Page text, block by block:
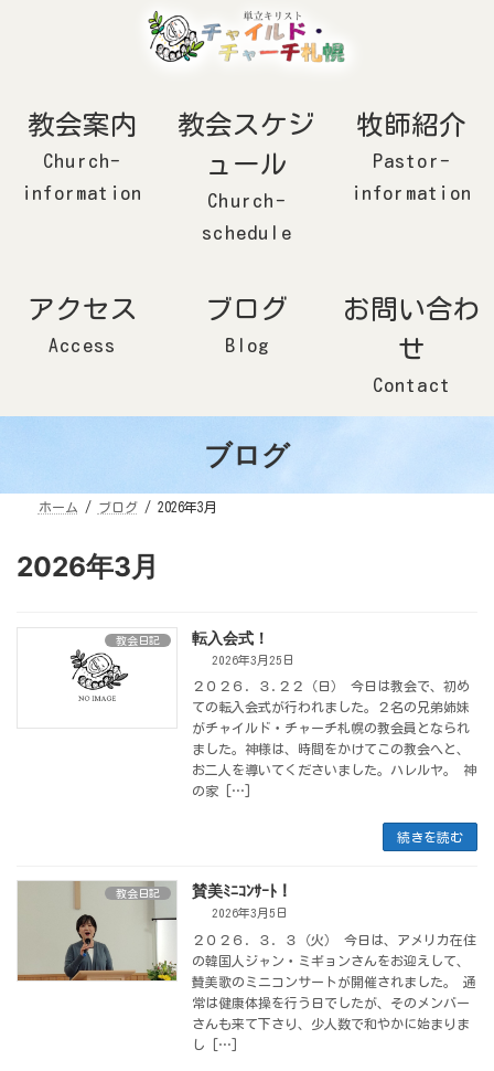
教会案内
Church-
information
教会スケジ
ュール
Church-
schedule
牧師紹介
Pastor-
information
アクセス
Access
ブログ
Blog
お問い合わ
せ
Contact
ブログ
ホーム ブログ 2026年3月
2026年3月
教会日記 転入会式！
2026年3月25日
２０２６. ３.２２（日） 今日は教会で、初め
ての転入会式が行われました。２名の兄弟姉妹
がチャイルド・チャーチ札幌の教会員となられ
ました。神様は、時間をかけてこの教会へと、
お二人を導いてくださいました。ハレルヤ。 神
の家 […]
続きを読む
教会日記 賛美ﾐﾆｺﾝｻｰﾄ！
2026年3月5日
２０２６. ３. ３（火） 今日は、アメリカ在住
の韓国人ジャン・ミギョンさんをお迎えして、
賛美歌のミニコンサートが開催されました。 通
常は健康体操を行う日でしたが、そのメンバー
さんも来て下さり、少人数で和やかに始まりま
し […]